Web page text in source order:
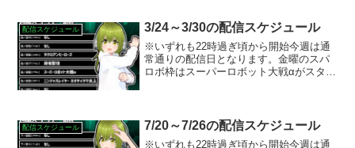
関係のCM」と...
配信スケジュール 3/24～3/30の配信スケジュール
※いずれも22時過ぎ頃から開始今週は通
常通りの配信日となります。金曜のスパ
ロボ枠はスーパーロボット大戦αがスター
きたいと思います。土...
配信スケジュール 7/20～7/26の配信スケジュール
※いずれも22時過ぎ頃から開始今週は通